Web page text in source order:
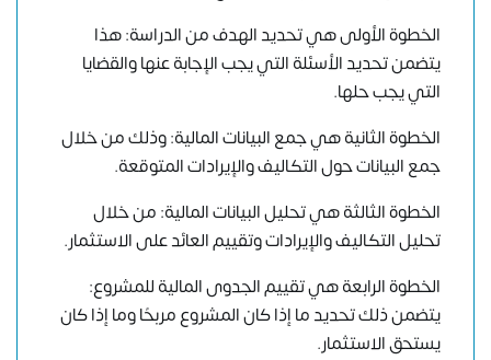
الخطوة الأولى هي تحديد الهدف من الدراسة: هذا
يتضمن تحديد الأسئلة التي يجب الإجابة عنها والقضايا
التي يجب حلها.
الخطوة الثانية هي جمع البيانات المالية: وذلك من خلال
جمع البيانات حول التكاليف والإيرادات المتوقعة.
الخطوة الثالثة هي تحليل البيانات المالية: من خلال
تحليل التكاليف والإيرادات وتقييم العائد على الاستثمار.
الخطوة الرابعة هي تقييم الجدوى المالية للمشروع:
يتضمن ذلك تحديد ما إذا كان المشروع مربحًا وما إذا كان
يستحق الاستثمار.